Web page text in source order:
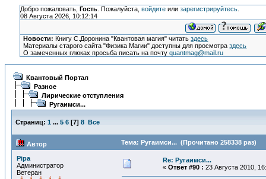
Добро пожаловать, Гость. Пожалуйста, войдитеили зарегистрируйтесь.
08 Августа 2026, 10:12:14
Новости: Книгу С.Доронина "Квантовая магия" читатьздесь
Материалы старого сайта "Физика Магии" доступны для просмотраздесь
О замеченных глюках просьба писать на почтуquantmag@mail.ru
Квантовый Портал
Разное
Лирические отступления
Ругаимси...
Страниц: 1 ... 5 6 [7] 8 Все
Автор Тема: Ругаимси... (Прочитано 258338 раз)
Pipa
Администратор
Ветеран
Re: Ругаимси...
« Ответ #90 : 23 Августа 2010,